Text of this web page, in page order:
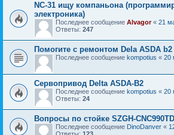
NC-31 ищу компаньона
электроника)
Последнее сообщение Alvagor« 21
Ответы: 247
Помогите с ремонтом Dela ASDA b2
Последнее сообщение kompotius « 20
Сервопривод Delta ASDA-B2
Последнее сообщение kompotius « 20
Ответы: 24
Вопросы по стойке SZGH-
Последнее сообщение DinoDanver «
Ответы: 123